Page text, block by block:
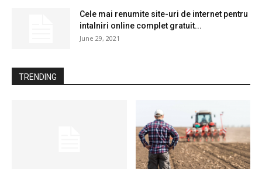
Cele mai renumite site-uri de internet pentru
intalniri online complet gratuit...
June 29, 2021
TRENDING